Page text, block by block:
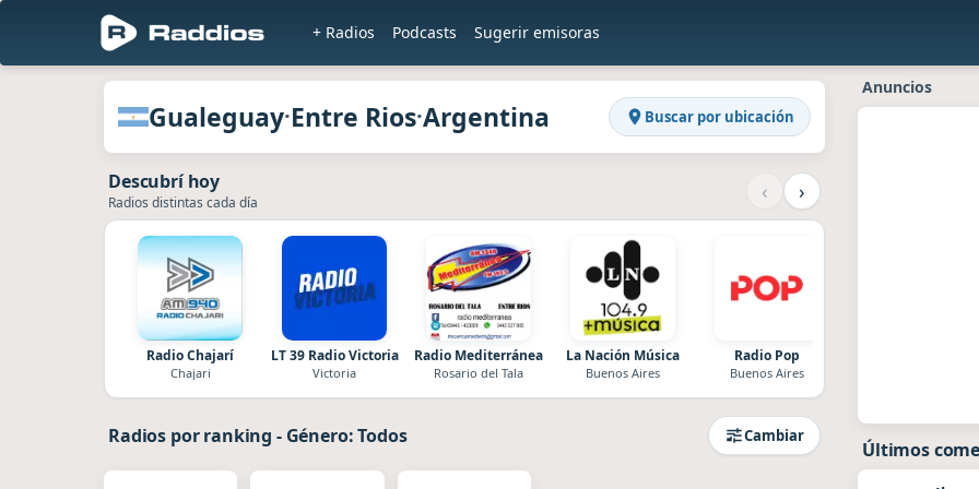
+ Radios Podcasts Sugerir emisoras
Radios de Gualeguay · Entre Rios · Argentinaen Raddios
Gualeguay·Entre Rios·Argentina Buscar por ubicación
Descubrí hoy
Radios distintas cada día ‹ ›
Radio Chajarí
Chajari
LT 39 Radio Victoria
Victoria
Radio Mediterránea
Rosario del Tala
La Nación Música
Buenos Aires
Radio Pop
Buenos Aires
Radios por ranking - Género: Todos Cambiar
Anuncios
Últimos